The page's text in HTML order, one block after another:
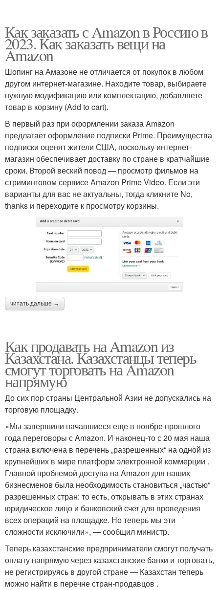
Как заказать с Amazon в Россию в
2023. Как заказать вещи на
Amazon
Шопинг на Амазоне не отличается от покупок в любом
другом интернет-магазине. Находите товар, выбираете
нужную модификацию или комплектацию, добавляете
товар в корзину (Add to cart).
В первый раз при оформлении заказа Amazon
предлагает оформление подписки Prime. Преимущества
подписки оценят жители США, поскольку интернет-
магазин обеспечивает доставку по стране в кратчайшие
сроки. Второй веский повод — просмотр фильмов на
стриминговом сервисе Amazon Prime Video. Если эти
варианты для вас не актуальны, тогда кликните No,
thanks и переходите к просмотру корзины.
читать дальше →
Как продавать на Amazon из
Казахстана. Казахстанцы теперь
смогут торговать на Amazon
напрямую
До сих пор страны Центральной Азии не допускались на
торговую площадку.
«Мы завершили начавшиеся еще в ноябре прошлого
года переговоры с Amazon. И наконец-то с 20 мая наша
страна включена в перечень „разрешенных“ на одной из
крупнейших в мире платформ электронной коммерции .
Главной проблемой доступа на Amazon для наших
бизнесменов была необходимость становиться „частью“
разрешенных стран: то есть, открывать в этих странах
юридическое лицо и банковский счет для проведения
всех операций на площадке. Но теперь мы эти
сложности исключили», — сообщил министр.
Теперь казахстанские предприниматели смогут получать
оплату напрямую через казахстанские банки и торговать,
не регистрируясь в другой стране — Казахстан теперь
можно найти в перечне стран-продавцов .